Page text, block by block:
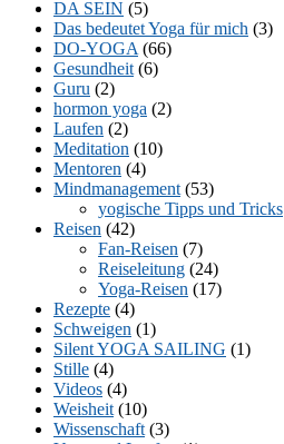
DA SEIN (5)
Das bedeutet Yoga für mich (3)
DO-YOGA (66)
Gesundheit (6)
Guru (2)
hormon yoga (2)
Laufen (2)
Meditation (10)
Mentoren (4)
Mindmanagement (53)
yogische Tipps und Tricks
Reisen (42)
Fan-Reisen (7)
Reiseleitung (24)
Yoga-Reisen (17)
Rezepte (4)
Schweigen (1)
Silent YOGA SAILING (1)
Stille (4)
Videos (4)
Weisheit (10)
Wissenschaft (3)